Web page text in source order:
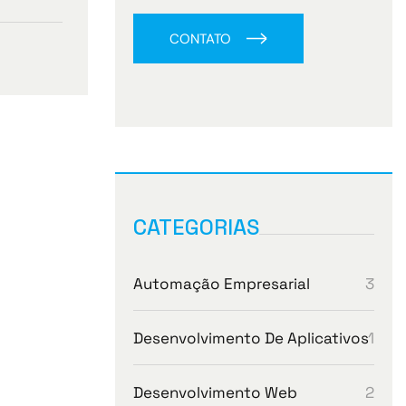
CONTATO
CATEGORIAS
Automação Empresarial 3
Desenvolvimento De Aplicativos1
Desenvolvimento Web 2